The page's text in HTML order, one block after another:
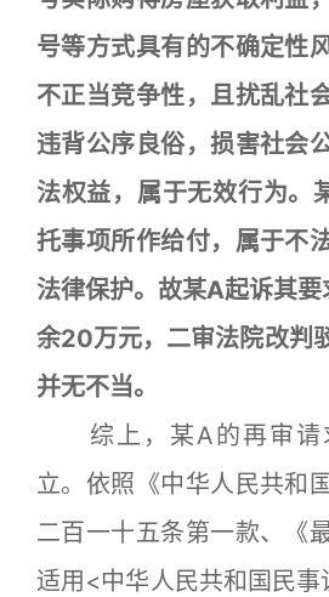
号等方式具有的不确定性
不正当竞争性，且扰乱社
违背公序良俗，损害社会
法权益，属于无效行为。
托事项所作给付，属于不
法律保护。故某A起诉其要
余20万元，二审法院改判
并无不当。
综上，某A的再审请
立。依照《中华人民共和
二百一十五条第一款、《
适用<中华人民共和国民事